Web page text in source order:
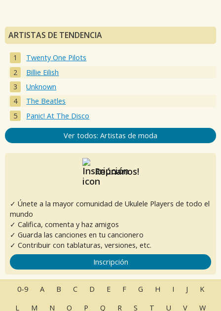
ARTISTAS DE TENDENCIA
Twenty One Pilots
Billie Eilish
Unknown
The Beatles
Panic! At The Disco
Ver todos: Artistas de moda
Reúnanos!
✓ Únete a la mayor comunidad de Ukulele Players de todo el
mundo
✓ Califica, comenta y haz amigos
✓ Guarda las canciones en tu cancionero
✓ Contribuir con tablaturas, versiones, etc.
Inscripción
0-9 A B C D E F G H I J
K
L
M N O P Q R S T U V W